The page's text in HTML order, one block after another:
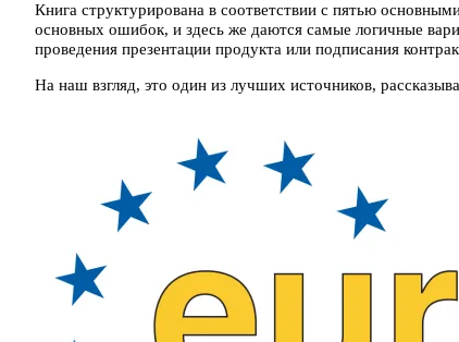
Книга структурирована в соответствии с пятью
основных ошибок, и здесь же даются самые логичные
проведения презентации продукта или подписания
На наш взгляд, это один из лучших источников,